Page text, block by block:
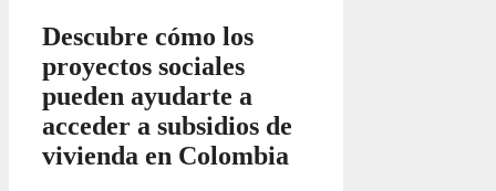
Descubre cómo los
proyectos sociales
pueden ayudarte a
acceder a subsidios de
vivienda en Colombia